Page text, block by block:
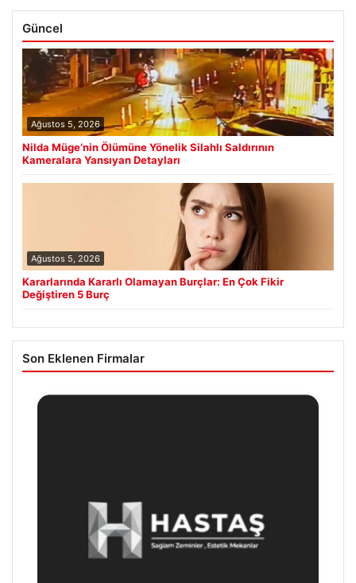
Güncel
Ağustos 5, 2026
Nilda Müge’nin Ölümüne Yönelik Silahlı Saldırının
Kameralara Yansıyan Detayları
Ağustos 5, 2026
Kararlarında Kararlı Olamayan Burçlar: En Çok Fikir
Değiştiren 5 Burç
Son Eklenen Firmalar